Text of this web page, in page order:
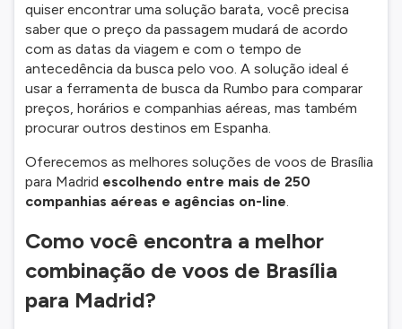
quiser encontrar uma solução barata, você precisa
saber que o preço da passagem mudará de acordo
com as datas da viagem e com o tempo de
antecedência da busca pelo voo. A solução ideal é
usar a ferramenta de busca da Rumbo para comparar
preços, horários e companhias aéreas, mas também
procurar outros destinos em Espanha.
Oferecemos as melhores soluções de voos de Brasília
para Madrid escolhendo entre mais de 250
companhias aéreas e agências on-line.
Como você encontra a melhor
combinação de voos de Brasília
para Madrid?